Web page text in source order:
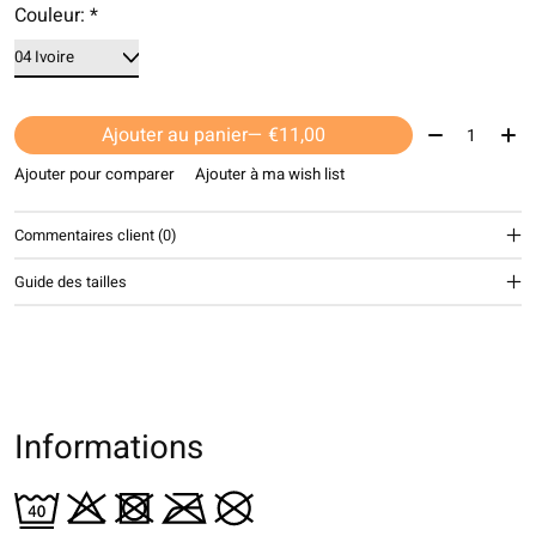
Couleur: *
Ajouter au panier — €11,00 Quantité:
Ajouter pour comparer Ajouter à ma wish list
Commentaires client (0)
Guide des tailles
Informations